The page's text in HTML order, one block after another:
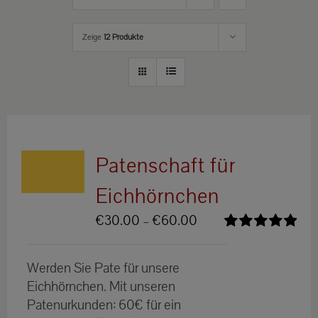
Zeige 12 Produkte
Patenschaft für
Eichhörnchen
€30.00 – €60.00Preisspanne:
Werden Sie Pate für unsere
Eichhörnchen. Mit unseren
Patenurkunden: 60€ für ein